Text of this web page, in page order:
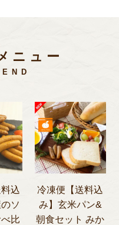
ニュー
込
ソ
比
冷凍便【送料込
み】玄米パン&
朝食セット みか